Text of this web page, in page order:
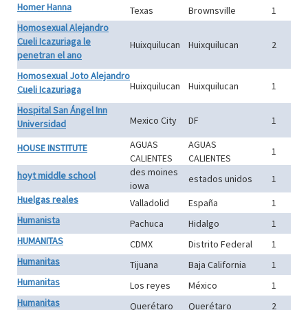
Homer Hanna
Texas Brownsville
1
Homosexual Alejandro
Cueli Icazuriaga le
penetran el ano
Huixquilucan Huixquilucan 2
Homosexual Joto Alejandro
Cueli Icazuriaga
Huixquilucan Huixquilucan
1
Hospital San Ángel Inn
Universidad
Mexico City DF 1
HOUSE INSTITUTE
AGUAS
CALIENTES
AGUAS
CALIENTES
1
hoyt middle school
des moines
iowa
estados unidos
1
Huelgas reales
Valladolid España
1
Humanista
Pachuca Hidalgo
1
HUMANITAS
CDMX Distrito Federal
1
Humanitas
Tijuana Baja California
1
Humanitas
Los reyes México
1
Humanitas
Querétaro Querétaro 2